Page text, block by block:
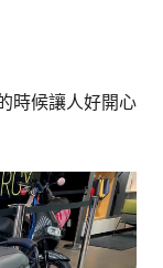
時候讓人好開心